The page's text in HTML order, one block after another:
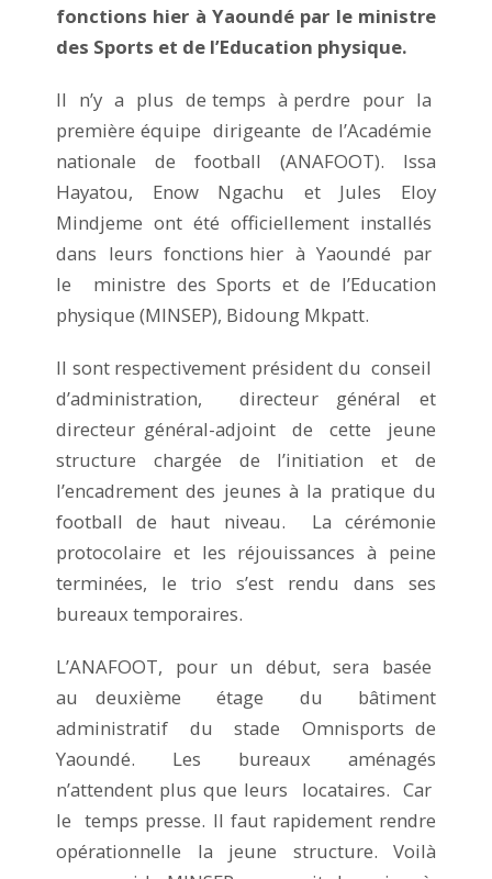
fonctions hier à Yaoundé par le ministre
des Sports et de l’Education physique.
Il n’y a plus de temps à perdre pour la
première équipe dirigeante de l’Académie
nationale de football (ANAFOOT). Issa
Hayatou, Enow Ngachu et Jules Eloy
Mindjeme ont été officiellement installés
dans leurs fonctions hier à Yaoundé par
le ministre des Sports et de l’Education
physique (MINSEP), Bidoung Mkpatt.
Il sont respectivement président du conseil
d’administration, directeur général et
directeur général-adjoint de cette jeune
structure chargée de l’initiation et de
l’encadrement des jeunes à la pratique du
football de haut niveau. La cérémonie
protocolaire et les réjouissances à peine
terminées, le trio s’est rendu dans ses
bureaux temporaires.
L’ANAFOOT, pour un début, sera basée
au deuxième étage du bâtiment
administratif du stade Omnisports de
Yaoundé. Les bureaux aménagés
n’attendent plus que leurs locataires. Car
le temps presse. Il faut rapidement rendre
opérationnelle la jeune structure. Voilà